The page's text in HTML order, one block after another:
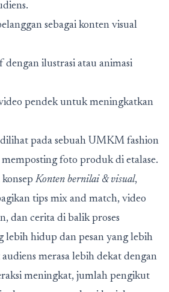
sebagai konten visual
ilustrasi atau animasi
pendek untuk meningkatkan
pada sebuah UMKM fashion
foto produk di etalase.
Konten bernilai & visual,
tips mix and match, video
dan cerita di balik proses
lebih hidup dan pesan yang lebih
merasa lebih dekat dengan
meningkat, jumlah pengikut